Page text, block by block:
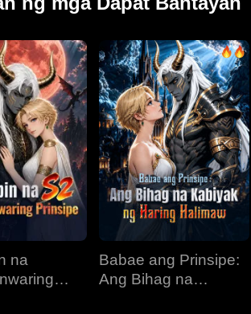
na
Babae ang Prinsipe:
Ang Bihag na